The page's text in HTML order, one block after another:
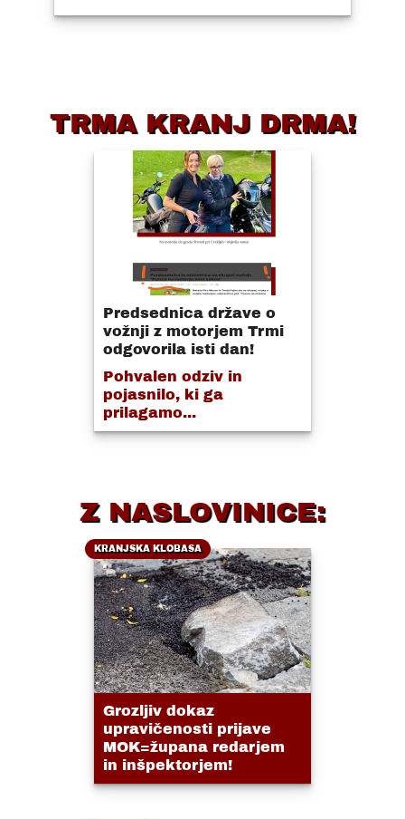
TRMA KRANJ DRMA!
Predsednica države o
vožnji z motorjem Trmi
odgovorila isti dan!
Pohvalen odziv in
pojasnilo, ki ga
prilagamo...
Z NASLOVINICE:
KRANJSKA KLOBASA
Grozljiv dokaz
upravičenosti prijave
MOK=župana redarjem
in inšpektorjem!